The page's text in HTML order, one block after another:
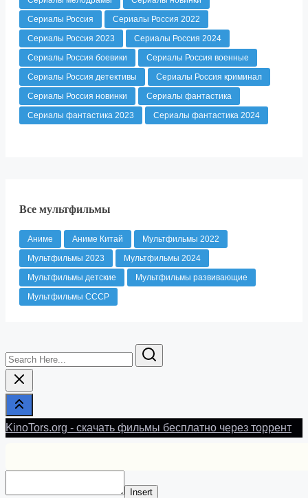
Сериалы Россия
Сериалы Россия 2022
Сериалы Россия 2023
Сериалы Россия 2024
Сериалы Россия боевики
Сериалы Россия военные
Сериалы Россия детективы
Сериалы Россия криминал
Сериалы Россия новинки
Сериалы фантастика
Сериалы фантастика 2023
Сериалы фантастика 2024
Все мультфильмы
Аниме Аниме Китай
Мультфильмы 2022
Мультфильмы 2023
Мультфильмы 2024
Мультфильмы детские
Мультфильмы развивающие
Мультфильмы СССР
Search
Here...
KinoTors.org - скачать фильмы бесплатно через торрент
Insert